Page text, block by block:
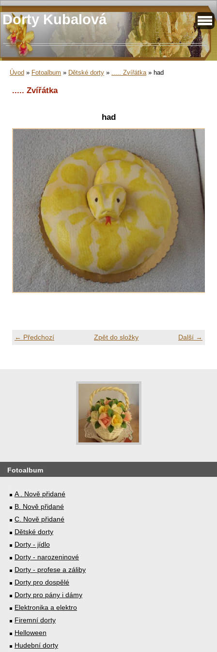
Dorty Kubalová
Úvod » Fotoalbum » Dětské dorty » ..... Zvířátka» had
..... Zvířátka
had
← Předchozí Další →
Zpět do složky
Fotoalbum
A . Nově přidané
B. Nově přidané
C. Nově přidané
Dětské dorty
Dorty - jídlo
Dorty - narozeninové
Dorty - profese a záliby
Dorty pro dospělé
Dorty pro pány i dámy
Elektronika a elektro
Firemní dorty
Helloween
Hudební dorty